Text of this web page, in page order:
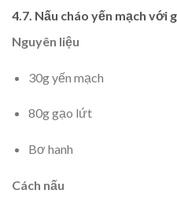
4.7. Nấu cháo yến mạch với
Nguyên liệu
30g yến mạch
80g gạo lứt
Bơ hanh
Cách nấu